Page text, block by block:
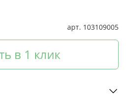
арт. 103109005
в 1 клик